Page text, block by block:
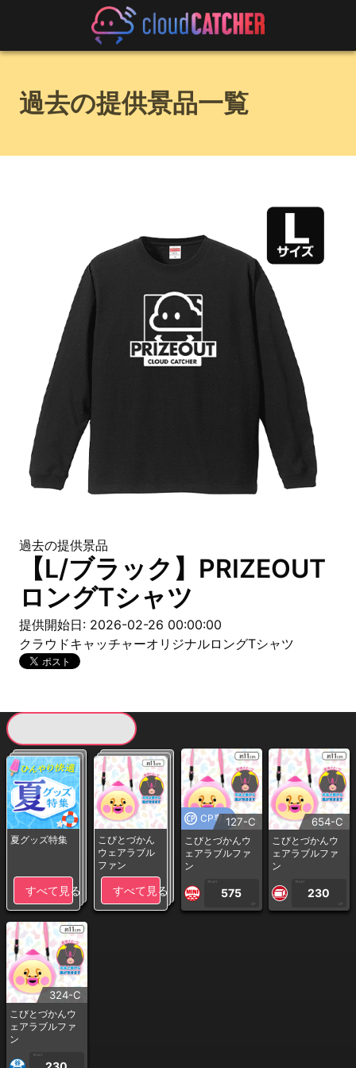
過去の提供景品一覧
過去の提供景品
【L/ブラック】PRIZEOUT
ロングTシャツ
提供開始日: 2026-02-26 00:00:00
クラウドキャッチャーオリジナルロングTシャツ
夏グッズ特集
すべて見る
こびとづかん
ウェアラブル
ファン
すべて見る
CP専用127-C
こびとづかんウ
ェアラブルファ
ン
1PLAY
575
CP
654-C
こびとづかんウ
ェアラブルファ
ン
1PLAY
230
CP
324-C
こびとづかんウ
ェアラブルファ
ン
1PLAY